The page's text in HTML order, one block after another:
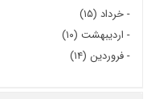
-خرداد (۱۵)
- اردیبهشت (۱۰)
-فروردین (۱۴)